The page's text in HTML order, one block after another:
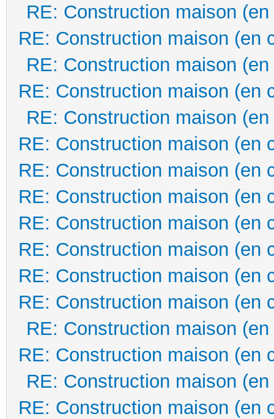
RE: Construction maison
RE: Construction maison (en
RE: Construction maison
RE: Construction maison (en
RE: Construction maison
RE: Construction maison (en
RE: Construction maison (en
RE: Construction maison (en
RE: Construction maison (en
RE: Construction maison (en
RE: Construction maison (en
RE: Construction maison (en
RE: Construction maison
RE: Construction maison (en
RE: Construction maison
RE: Construction maison (en